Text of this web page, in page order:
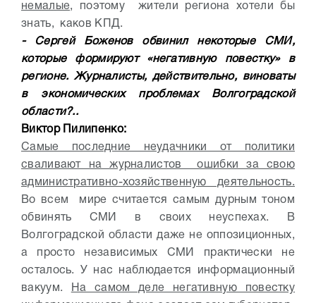
немалые,
поэтому жители региона хотели бы
знать, каков КПД.
- Сергей Боженов обвинил некоторые СМИ,
которые формируют «негативную повестку» в
регионе. Журналисты, действительно, виноваты
в экономических проблемах Волгоградской
области?..
Виктор Пилипенко:
Самые последние неудачники от политики
сваливают на журналистов ошибки за свою
административно-хозяйственную деятельность.
Во всем мире считается самым дурным тоном
обвинять СМИ в своих неуспехах. В
Волгоградской области даже не оппозиционных,
а просто независимых СМИ практически не
осталось. У нас наблюдается информационный
вакуум.
На самом деле негативную повестку